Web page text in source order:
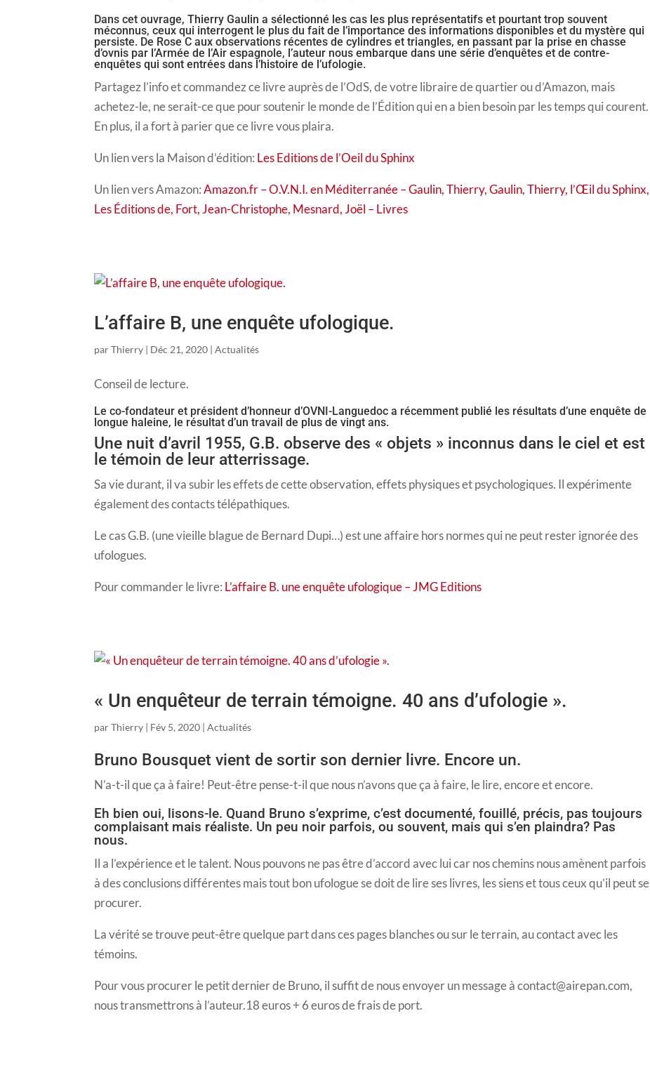
Dans cet ouvrage, Thierry Gaulin a sélectionné les cas les plus représentatifs et pourtant trop souvent
méconnus, ceux qui interrogent le plus du fait de l’importance des informations disponibles et du mystère qui
persiste. De Rose C aux observations récentes de cylindres et triangles, en passant par la prise en chasse
d’ovnis par l’Armée de l’Air espagnole, l’auteur nous embarque dans une série d’enquêtes et de contre-
enquêtes qui sont entrées dans l’histoire de l’ufologie.
Partagez l’info et commandez ce livre auprès de l’OdS, de votre libraire de quartier ou d’Amazon, mais
achetez-le, ne serait-ce que pour soutenir le monde de l’Édition qui en a bien besoin par les temps qui courent.
En plus, il a fort à parier que ce livre vous plaira.
Un lien vers la Maison d’édition: Les Editions de l’Oeil du Sphinx
Un lien vers Amazon:Amazon.fr – O.V.N.I. en Méditerranée – Gaulin, Thierry, Gaulin, Thierry, l’Œil du Sphinx,
Les Éditions de, Fort, Jean-Christophe, Mesnard, Joël – Livres
L’affaire B, une enquête ufologique.
parThierry | Déc 21, 2020 |Actualités
Conseil de lecture.
Le co-fondateur et président d’honneur d’OVNI-Languedoc a récemment publié les résultats d’une enquête de
longue haleine, le résultat d’un travail de plus de vingt ans.
Une nuit d’avril 1955, G.B. observe des « objets » inconnus dans le ciel et est
le témoin de leur atterrissage.
Sa vie durant, il va subir les effets de cette observation, effets physiques et psychologiques. Il expérimente
également des contacts télépathiques.
Le cas G.B. (une vieille blague de Bernard Dupi…) est une affaire hors normes qui ne peut rester ignorée des
ufologues.
Pour commander le livre: L’affaire B. une enquête ufologique – JMG Editions
« Un enquêteur de terrain témoigne. 40 ans d’ufologie ».
parThierry | Fév 5, 2020 |Actualités
Bruno Bousquet vient de sortir son dernier livre. Encore un.
N’a-t-il que ça à faire! Peut-être pense-t-il que nous n’avons que ça à faire, le lire, encore et encore.
Eh bien oui, lisons-le. Quand Bruno s’exprime, c’est documenté, fouillé, précis, pas toujours
complaisant mais réaliste. Un peu noir parfois, ou souvent, mais qui s’en plaindra? Pas
nous.
Il a l’expérience et le talent. Nous pouvons ne pas être d’accord avec lui car nos chemins nous amènent parfois
à des conclusions différentes mais tout bon ufologue se doit de lire ses livres, les siens et tous ceux qu’il peut se
procurer.
La vérité se trouve peut-être quelque part dans ces pages blanches ou sur le terrain, au contact avec les
témoins.
Pour vous procurer le petit dernier de Bruno, il suffit de nous envoyer un message à contact@airepan.com,
nous transmettrons à l’auteur.18 euros + 6 euros de frais de port.